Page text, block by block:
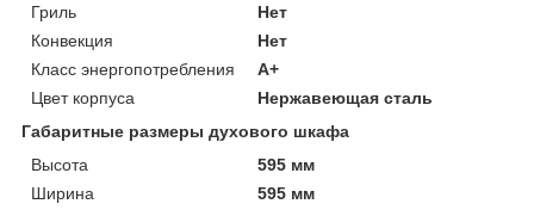
Гриль
Нет
Конвекция
Нет
Класс энергопотребления
A+
Цвет корпуса
Нержавеющая сталь
Габаритные размеры духового шкафа
Высота
595 мм
Ширина
595 мм